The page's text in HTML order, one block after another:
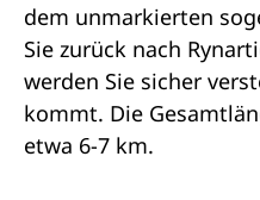
dem unmarkierten
Sie zurück nach
werden Sie sicher
kommt. Die
etwa 6-7 km.